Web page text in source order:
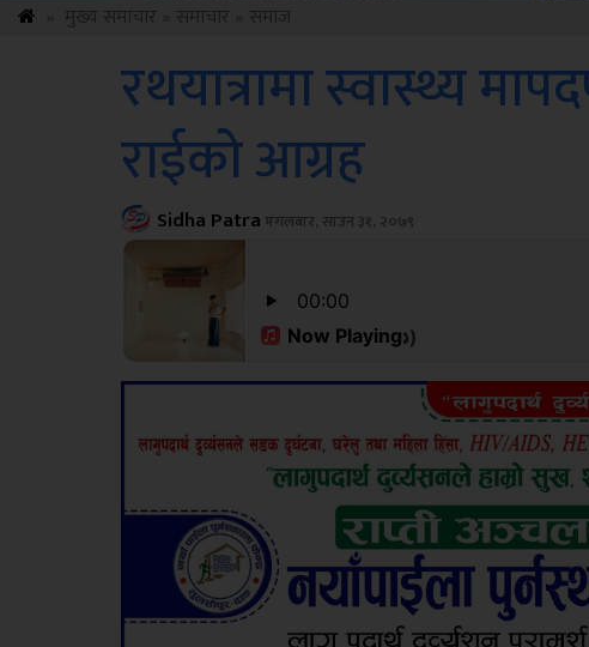
रथयात्रामा स्वास्थ्य
राईको आग्रह
Sidha Patraमंगलबार, साउन ३१, २०७९